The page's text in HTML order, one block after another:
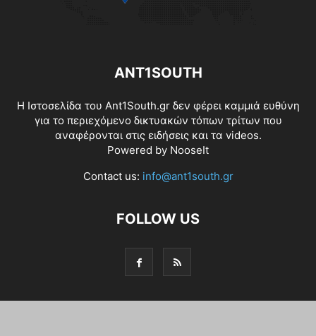
ANT1SOUTH
Η Ιστοσελίδα του Ant1South.gr δεν φέρει καμμιά ευθύνη
για το περιεχόμενο δικτυακών τόπων τρίτων που
αναφέρονται στις ειδήσεις και τα videos.
Powered by NooseIt
Contact us: info@ant1south.gr
FOLLOW US